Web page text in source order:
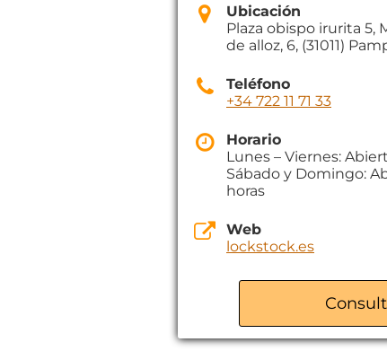
Ubicación
Plaza obispo irurita 5,
de alloz, 6, (31011)
Teléfono
+34 722 11 71 33
Horario
Lunes – Viernes:
Sábado y Domingo:
horas
Web
lockstock.es